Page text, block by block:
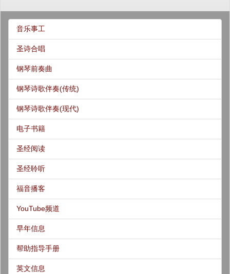
音乐事工
圣诗合唱
钢琴前奏曲
钢琴诗歌伴奏(传统)
钢琴诗歌伴奏(现代)
电子书籍
圣经阅读
圣经聆听
福音播客
YouTube频道
早年信息
帮助指导手册
英文信息